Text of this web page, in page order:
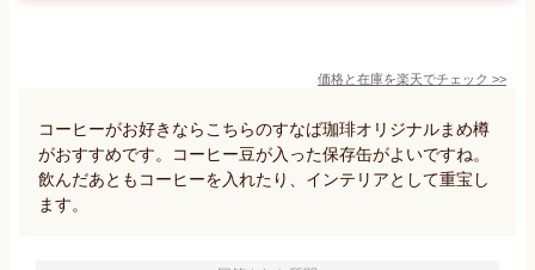
価格と在庫を楽天でチェック >>
コーヒーがお好きならこちらのすなば珈琲オリジナルまめ樽
がおすすめです。コーヒー豆が入った保存缶がよいですね。
飲んだあともコーヒーを入れたり、インテリアとして重宝し
ます。